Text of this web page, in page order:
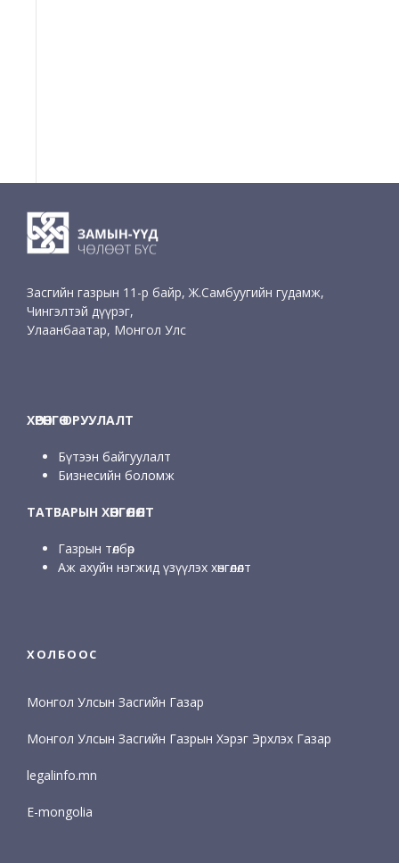
Засгийн газрын 11-р байр, Ж.Самбуугийн гудамж,
Чингэлтэй дүүрэг,
Улаанбаатар, Монгол Улс
ХӨРӨНГӨ ОРУУЛАЛТ
Бүтээн байгуулалт
Бизнесийн боломж
ТАТВАРЫН ХӨНГӨЛӨЛТ
Газрын төлбөр
Аж ахуйн нэгжид үзүүлэх хөнгөлөлт
ХОЛБООС
Монгол Улсын Засгийн Газар
Монгол Улсын Засгийн Газрын Хэрэг Эрхлэх Газар
legalinfo.mn
E-mongolia